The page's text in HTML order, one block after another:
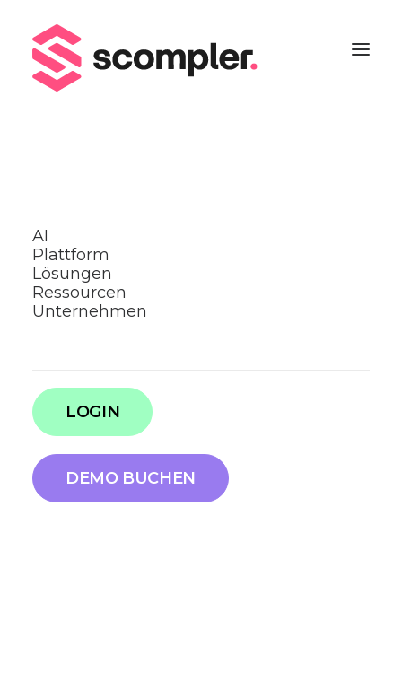
AI
Plattform
Lösungen
Ressourcen
Unternehmen
LOGIN
DEMO BUCHEN
Produktionsplan. Wann
braucht man was wofür
beim strategischen